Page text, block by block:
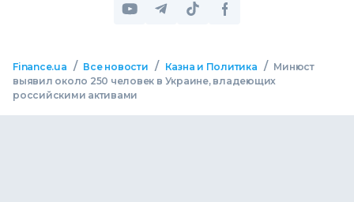
Finance.ua / Все новости / Казна и Политика / Минюст
выявил около 250 человек в Украине, владеющих
российскими активами